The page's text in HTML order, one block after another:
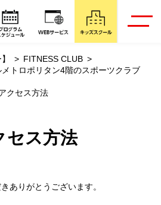
FITNESS CLUB
メトロポリタン4階のスポーツクラブ
クセス方法
セス方法
ありがとうございます。